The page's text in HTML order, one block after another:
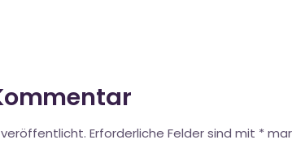
veröffentlicht. Erforderliche Felder sind mit *